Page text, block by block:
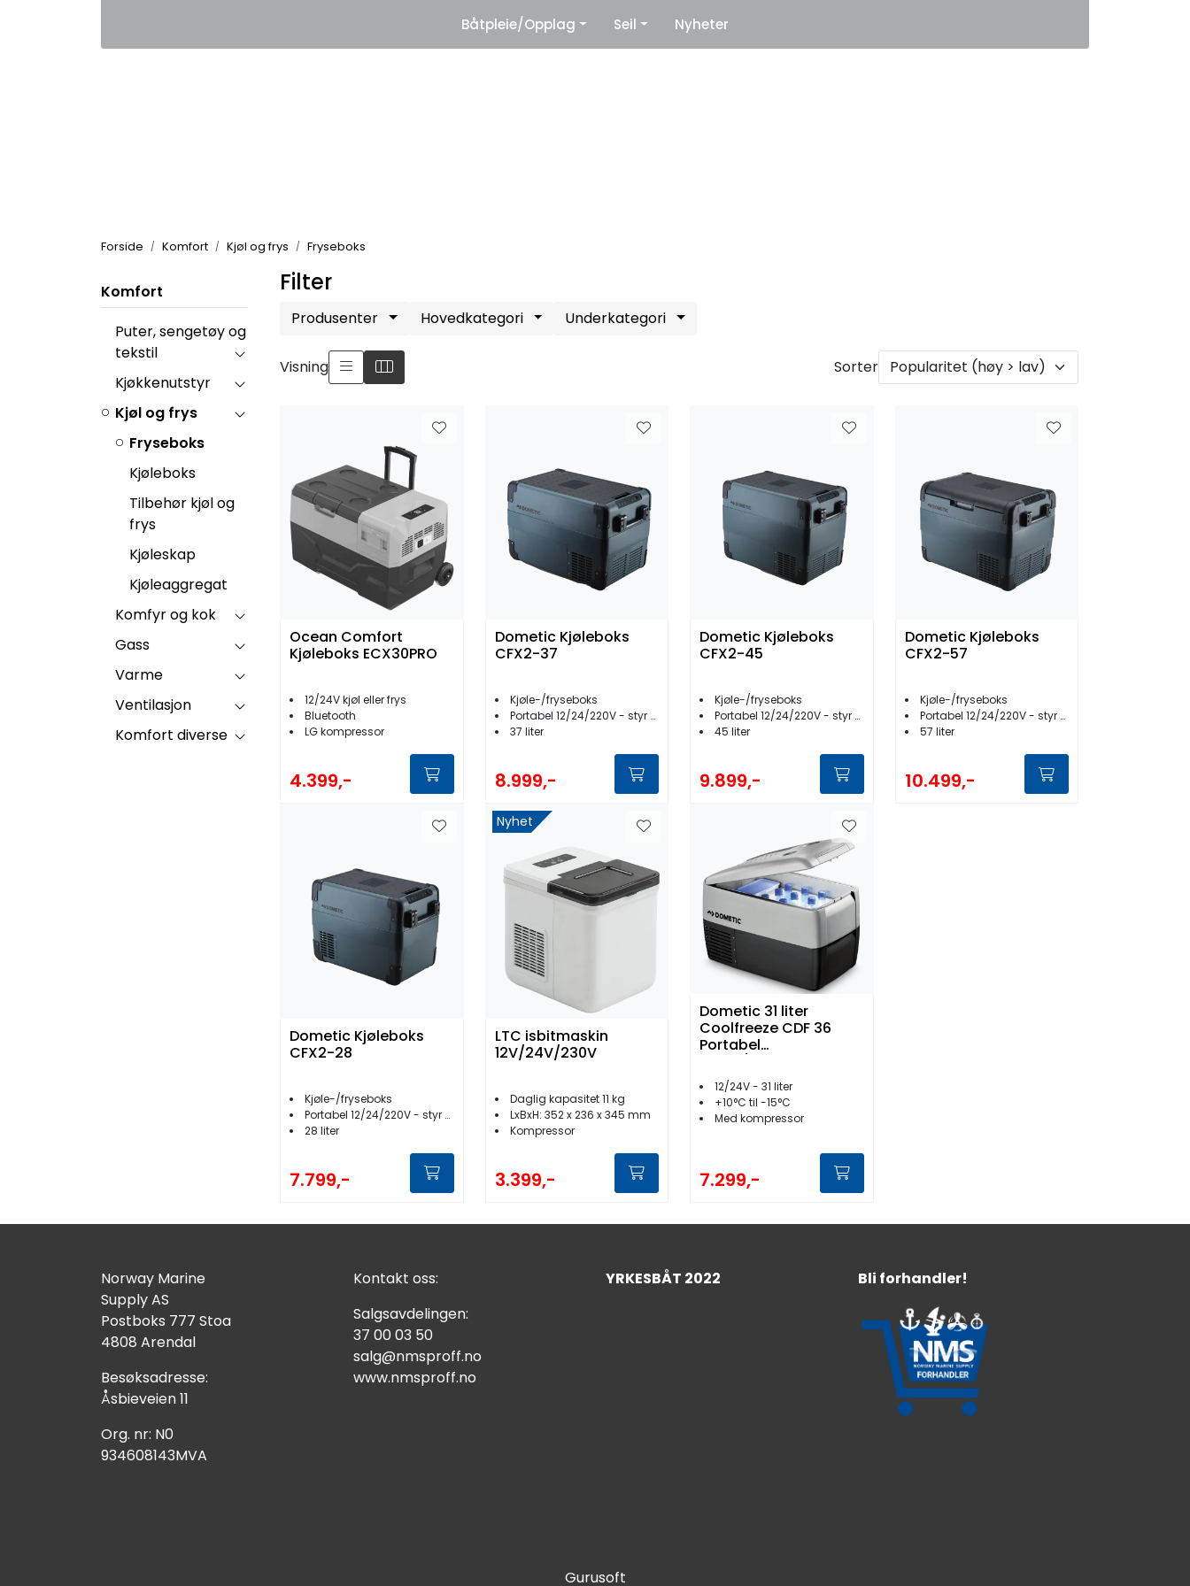
Leverandører
Båtpleie/Opplag Seil Nyheter
Forside Komfort Kjøl og frys Fryseboks
Komfort
Puter, sengetøy og
tekstil
Kjøkkenutstyr
Kjøl og frys
Fryseboks
Kjøleboks
Tilbehør kjøl og
frys
Kjøleskap
Kjøleaggregat
Komfyr og kok
Gass
Varme
Ventilasjon
Komfort diverse
Filter
Produsenter Hovedkategori Underkategori
Visning Sorter
Ocean Comfort
Kjøleboks ECX30PRO
12/24V kjøl eller frys
Bluetooth
LG kompressor
4.399,-
Dometic Kjøleboks
CFX2-37
Kjøle-/fryseboks
Portabel 12/24/220V - styr med app
37 liter
8.999,-
Dometic Kjøleboks
CFX2-45
Kjøle-/fryseboks
Portabel 12/24/220V - styr med app
45 liter
9.899,-
Dometic Kjøleboks
CFX2-57
Kjøle-/fryseboks
Portabel 12/24/220V - styr med app
57 liter
10.499,-
Dometic Kjøleboks
CFX2-28
Kjøle-/fryseboks
Portabel 12/24/220V - styr med app
28 liter
7.799,-
Nyhet
LTC isbitmaskin
12V/24V/230V
Daglig kapasitet 11 kg
LxBxH: 352 x 236 x 345 mm
Kompressor
3.399,-
Dometic 31 liter
Coolfreeze CDF 36
Portabel
12/24V - 31 liter
+10°C til -15°C
Med kompressor
7.299,-
Norway Marine
Supply AS
Postboks 777 Stoa
4808 Arendal
Besøksadresse:
Åsbieveien 11
Org. nr: N0
934608143MVA
Kontakt oss:
Salgsavdelingen:
37 00 03 50
salg@nmsproff.no
www.nmsproff.no
YRKESBÅT 2022 Bli forhandler!
Gurusoft